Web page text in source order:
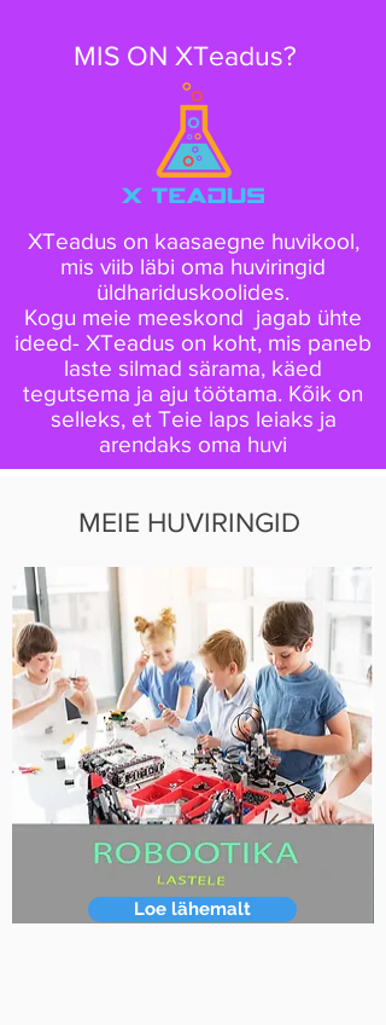
MIS ON XTeadus?
XTeadus on kaasaegne huvikool,
mis viib läbi oma huviringid
üldhariduskoolides.
Kogu meie meeskond jagab ühte
ideed- XTeadus on koht, mis paneb
laste silmad särama, käed
tegutsema ja aju töötama. Kõik on
selleks, et Teie laps leiaks ja
arendaks oma huvi
MEIE HUVIRINGID
Loe lähemalt